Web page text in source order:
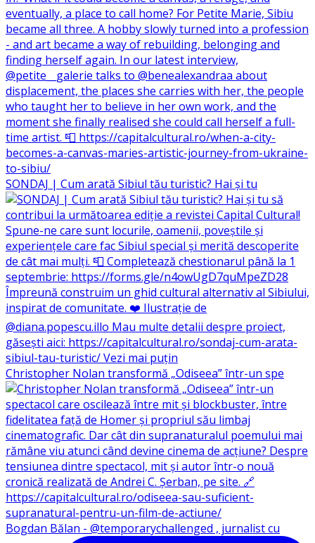
SONDAJ | Cum arată Sibiul tău turistic? Hai și tu
Christopher Nolan transformă „Odiseea” într-un spe
Bogdan Bălan - @temporarychallenged , jurnalist cu